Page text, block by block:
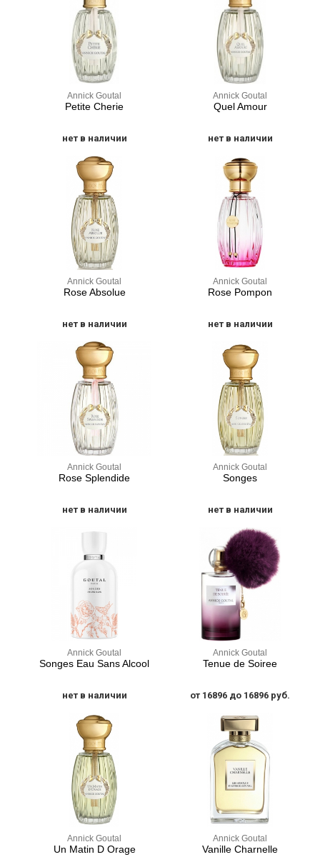
Annick Goutal
Petite Cherie
нет в наличии
Annick Goutal
Quel Amour
нет в наличии
Annick Goutal
Rose Absolue
нет в наличии
Annick Goutal
Rose Pompon
нет в наличии
Annick Goutal
Rose Splendide
нет в наличии
Annick Goutal
Songes
нет в наличии
Annick Goutal
Songes Eau Sans Alcool
нет в наличии
Annick Goutal
Tenue de Soiree
от 16896 до 16896 руб.
Annick Goutal
Un Matin D Orage
Annick Goutal
Vanille Charnelle